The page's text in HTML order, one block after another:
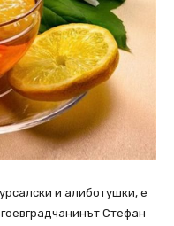
и алиботушки, е
Стефан